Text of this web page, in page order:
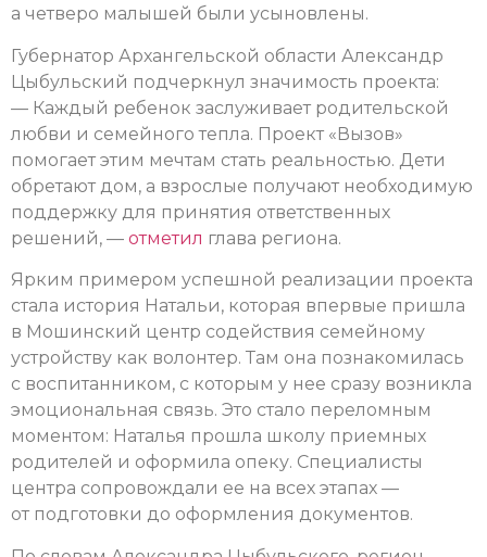
а четверо малышей были усыновлены.
Губернатор Архангельской области Александр
Цыбульский подчеркнул значимость проекта:
— Каждый ребенок заслуживает родительской
любви и семейного тепла. Проект «Вызов»
помогает этим мечтам стать реальностью. Дети
обретают дом, а взрослые получают необходимую
поддержку для принятия ответственных
решений, — отметил глава региона.
Ярким примером успешной реализации проекта
стала история Натальи, которая впервые пришла
в Мошинский центр содействия семейному
устройству как волонтер. Там она познакомилась
с воспитанником, с которым у нее сразу возникла
эмоциональная связь. Это стало переломным
моментом: Наталья прошла школу приемных
родителей и оформила опеку. Специалисты
центра сопровождали ее на всех этапах —
от подготовки до оформления документов.